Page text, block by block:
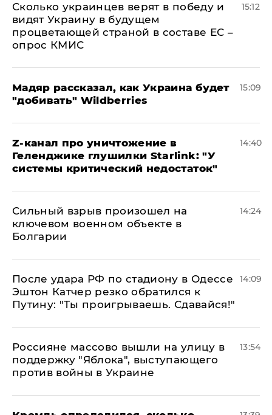
Сколько украинцев верят в победу и
видят Украину в будущем
процветающей страной в составе ЕС –
опрос КМИС
15:12
Мадяр рассказал, как Украина будет
"добивать" Wildberries
15:09
Z-канал про уничтожение в
Геленджике глушилки Starlink: "У
системы критический недостаток"
14:40
Сильный взрыв произошел на
ключевом военном объекте в
Болгарии
14:24
После удара РФ по стадиону в Одессе
Эштон Катчер резко обратился к
Путину: "Ты проигрываешь. Сдавайся!"
14:09
Россияне массово вышли на улицу в
поддержку "Яблока", выступающего
против войны в Украине
13:54